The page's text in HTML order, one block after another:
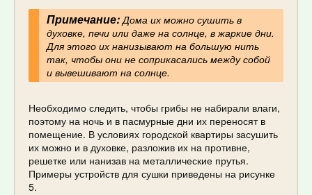
Примечание:Дома их можно сушить в
духовке, печи или даже на солнце, в жаркие дни.
Для этого их нанизывают на большую нить
так, чтобы они не соприкасались между собой
и вывешивают на солнце.
Необходимо следить, чтобы грибы не набирали влаги,
поэтому на ночь и в пасмурные дни их переносят в
помещение. В условиях городской квартиры засушить
их можно и в духовке, разложив их на противне,
решетке или нанизав на металлические прутья.
Примеры устройств для сушки приведены на рисунке
5.